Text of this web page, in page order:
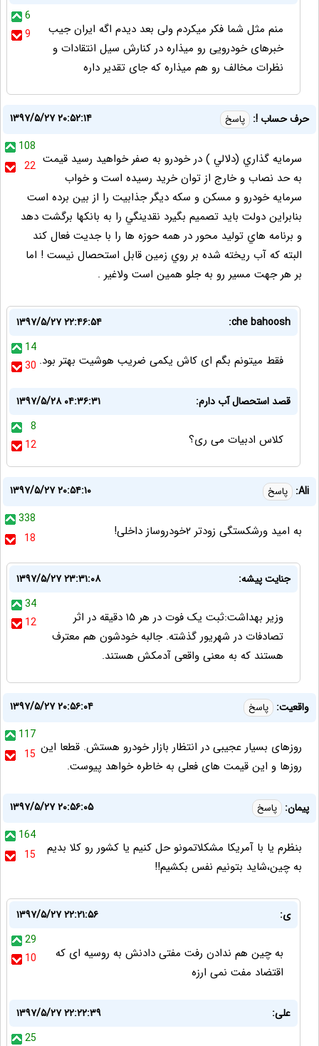
6
9
منم مثل شما فکر میکردم ولی بعد دیدم اگه ایران جیب
خبرهای خودرویی رو میذاره در کنارش سیل انتقادات و
نظرات مخالف رو هم میذاره که جای تقدیر داره
حرف حساب !: پاسخ
۱۳۹۷/۵/۲۷ ۲۰:۵۲:۱۴
108
22 سرمايه گذاري (دلالي ) در خودرو به صفر خواهيد رسيد قيمت
به حد نصاب و خارج از توان خريد رسيده است و خواب
سرمايه خودرو و مسكن و سكه ديگر جذابيت را از بين برده است
بنابراين دولت بايد تصميم بگيرد نقدينگي را به بانكها برگشت دهد
و برنامه هاي توليد محور در همه حوزه ها را با جديت فعال كند
البته كه آب ريخته شده بر روي زمين قابل استحصال نيست ! اما
بر هر جهت مسير رو به جلو همين است ولاغير .
che bahoosh:
۱۳۹۷/۵/۲۷ ۲۲:۴۶:۵۴
14
30 فقط میتونم بگم ای کاش یکمی ضریب هوشیت بهتر بود.
قصد استحصال آب دارم:
۱۳۹۷/۵/۲۸ ۰۴:۳۶:۳۱
8
12
کلاس ادبیات می ری؟
Ali: پاسخ
۱۳۹۷/۵/۲۷ ۲۰:۵۴:۱۰
338
18
به امید ورشکستگی زودتر ۲خودروساز داخلی!
جنایت پیشه:
۱۳۹۷/۵/۲۷ ۲۳:۳۱:۰۸
34
12
وزیر بهداشت:ثبت یک فوت در هر ۱۵ دقیقه در اثر
تصادفات در شهریور گذشته. جالبه خودشون هم معترف
هستند که به معنی واقعی آدمکش هستند.
واقعیت: پاسخ
۱۳۹۷/۵/۲۷ ۲۰:۵۶:۰۴
117
15 روزهای بسیار عجیبی در انتظار بازار خودرو هستش. قطعا این
روزها و این قیمت های فعلی به خاطره خواهد پیوست.
پیمان: پاسخ
۱۳۹۷/۵/۲۷ ۲۰:۵۶:۰۵
164
15
بنظرم یا با آمریکا مشکلاتمونو حل کنیم یا کشور رو کلا بدیم
به چین،شاید بتونیم نفس بکشیم!!
ی:
۱۳۹۷/۵/۲۷ ۲۲:۲۱:۵۶
29
10
به چین هم ندادن رفت مفتی دادنش به روسیه ای که
اقتضاد مفت نمی ارزه
علی:
۱۳۹۷/۵/۲۷ ۲۲:۲۲:۳۹
25